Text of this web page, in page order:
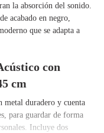
la absorción del sonido.
acabado en negro,
que se adapta a
con
cm
metal duradero y cuenta
, para guardar de forma
Incluye dos